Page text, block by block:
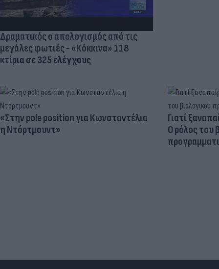
Δραματικός ο απολογισμός από τις
μεγάλες φωτιές - «Κόκκινα» 118
κτίρια σε 325 ελέγχους
«Στην pole position για Κωνσταντέλια
η Ντόρτμουντ»
Γιατί
Ο ρόλος του